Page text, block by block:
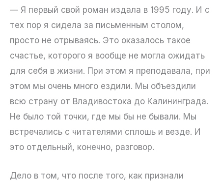
— Я первый свой роман издала в 1995 году. И с
тех пор я сидела за письменным столом,
просто не отрываясь. Это оказалось такое
счастье, которого я вообще не могла ожидать
для себя в жизни. При этом я преподавала, при
этом мы очень много ездили. Мы объездили
всю страну от Владивостока до Калининграда.
Не было той точки, где мы бы не бывали. Мы
встречались с читателями сплошь и везде. И
это отдельный, конечно, разговор.
Дело в том, что после того, как признали